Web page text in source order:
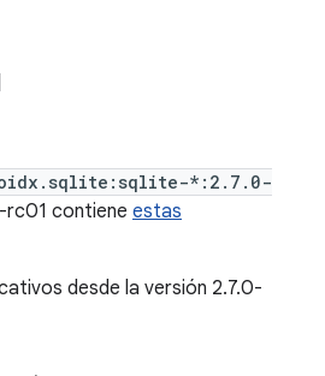
*:2.7.0-
rc01 contiene estas
desde la versión 2.7.0-